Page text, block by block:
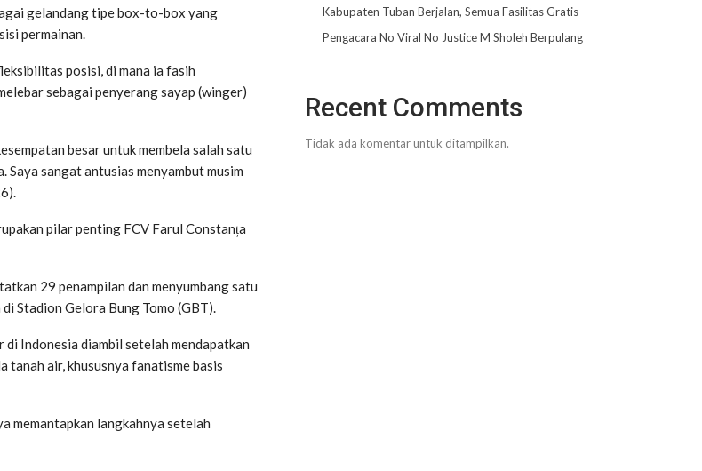
gelandang tipe box-to-box yang
permainan.
posisi, di mana ia fasih
sebagai penyerang sayap (winger)
besar untuk membela salah satu
sangat antusias menyambut musim
pilar penting FCV Farul Constanța
29 penampilan dan menyumbang satu
Stadion Gelora Bung Tomo (GBT).
Indonesia diambil setelah mendapatkan
air, khususnya fanatisme basis
memantapkan langkahnya setelah
Kabupaten Tuban Berjalan, Semua Fasilitas Gratis
Pengacara No Viral No Justice M Sholeh Berpulang
Recent Comments
Tidak ada komentar untuk ditampilkan.